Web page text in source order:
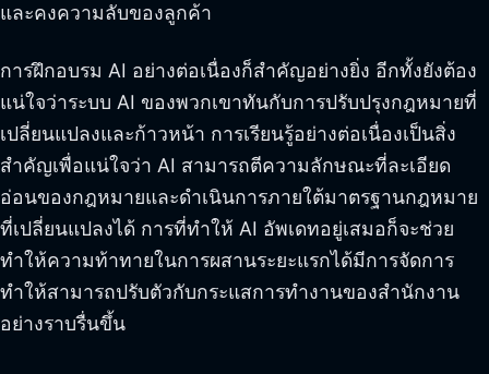
และคงความลับของลูกค้า
การฝึกอบรม AI อย่างต่อเนื่องก็สำคัญอย่างยิ่ง อีกทั้งยังต้อง
แน่ใจว่าระบบ AI ของพวกเขาทันกับการปรับปรุงกฎหมายที่
เปลี่ยนแปลงและก้าวหน้า การเรียนรู้อย่างต่อเนื่องเป็นสิ่ง
สำคัญเพื่อแน่ใจว่า AI สามารถตีความลักษณะที่ละเอียด
อ่อนของกฎหมายและดำเนินการภายใต้มาตรฐานกฎหมาย
ที่เปลี่ยนแปลงได้ การที่ทำให้ AI อัพเดทอยู่เสมอก็จะช่วย
ทำให้ความท้าทายในการผสานระยะแรกได้มีการจัดการ
ทำให้สามารถปรับตัวกับกระแสการทำงานของสำนักงาน
อย่างราบรื่นขึ้น